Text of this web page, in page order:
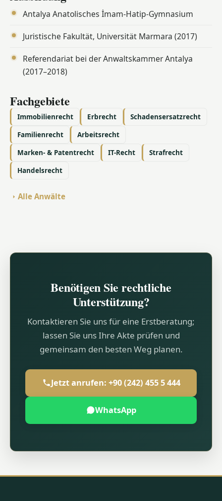
Antalya Anatolisches İmam-Hatip-Gymnasium
Juristische Fakultät, Universität Marmara (2017)
Referendariat bei der Anwaltskammer Antalya
(2017–2018)
Fachgebiete
Immobilienrecht Erbrecht
Schadensersatzrecht
Familienrecht
Arbeitsrecht
Marken- & Patentrecht
IT-Recht
Strafrecht
Handelsrecht
Alle Anwälte
Benötigen Sie rechtliche
Unterstützung?
Kontaktieren Sie uns für eine Erstberatung;
lassen Sie uns Ihre Akte prüfen und
gemeinsam den besten Weg planen.
Jetzt anrufen: +90 (242) 455 5 444
WhatsApp